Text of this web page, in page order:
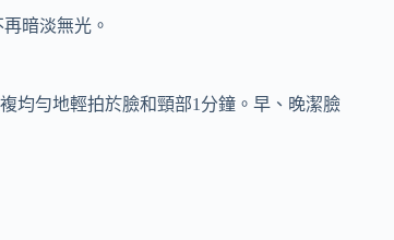
暗淡無光。
均勻地輕拍於臉和頸部1分鐘。早、晚潔臉